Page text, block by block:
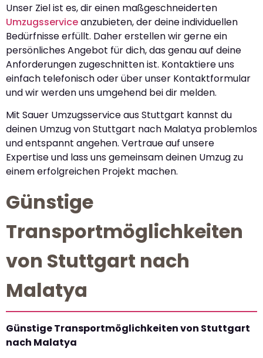
Unser Ziel ist es, dir einen maßgeschneiderten
Umzugsserviceanzubieten, der deine individuellen
Bedürfnisse erfüllt. Daher erstellen wir gerne ein
persönliches Angebot für dich, das genau auf deine
Anforderungen zugeschnitten ist. Kontaktiere uns
einfach telefonisch oder über unser Kontaktformular
und wir werden uns umgehend bei dir melden.
Mit Sauer Umzugsservice aus Stuttgart kannst du
deinen Umzug von Stuttgart nach Malatya problemlos
und entspannt angehen. Vertraue auf unsere
Expertise und lass uns gemeinsam deinen Umzug zu
einem erfolgreichen Projekt machen.
Günstige
Transportmöglichkeiten
von Stuttgart nach
Malatya
Günstige Transportmöglichkeiten von Stuttgart
nach Malatya